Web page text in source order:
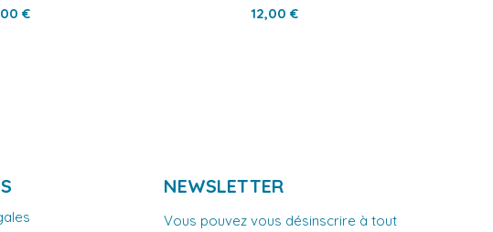
€
12,00 €
NEWSLETTER
Vous pouvez vous désinscrire à tout